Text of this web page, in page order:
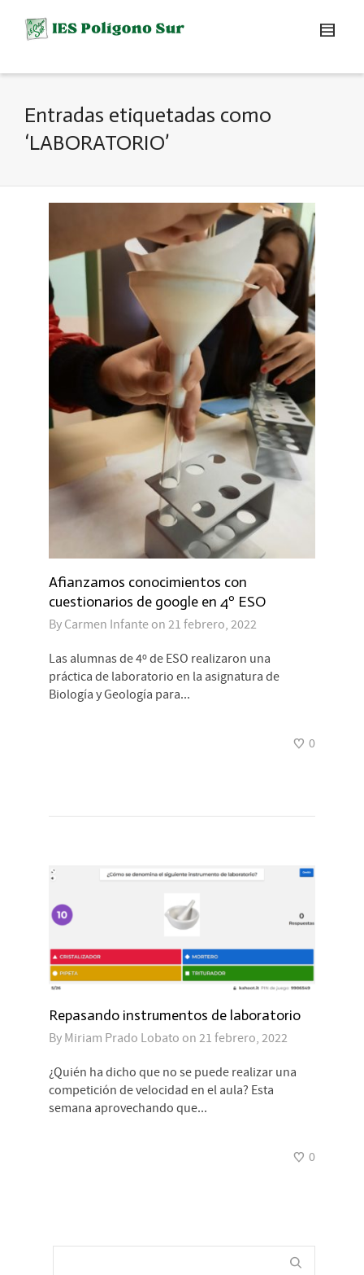
Entradas etiquetadas como
‘LABORATORIO’
Afianzamos conocimientos con
cuestionarios de google en 4º ESO
By Carmen Infante on 21 febrero, 2022
Las alumnas de 4º de ESO realizaron una
práctica de laboratorio en la asignatura de
Biología y Geología para...
0
Repasando instrumentos de laboratorio
By Miriam Prado Lobato on 21 febrero, 2022
¿Quién ha dicho que no se puede realizar una
competición de velocidad en el aula? Esta
semana aprovechando que...
0